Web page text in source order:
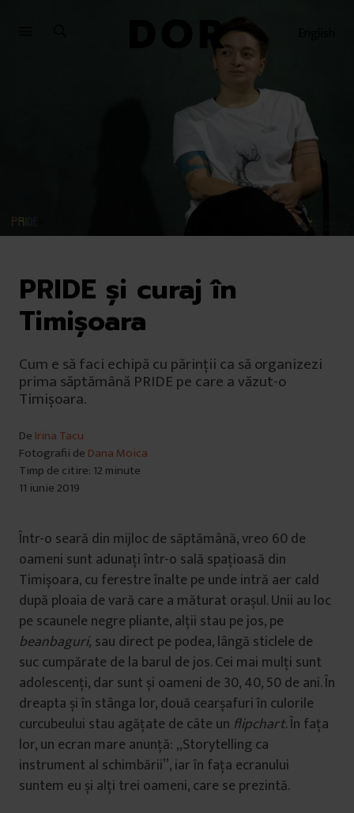
PRIDE și curaj în
Timișoara
Cum e să faci echipă cu părinții ca să organizezi
prima săptămână PRIDE pe care a văzut-o
Timișoara.
De Irina Tacu
Fotografii de Dana Moica
Timp de citire: 12 minute
11 iunie 2019
Într-o seară din mijloc de săptămână, vreo 60 de
oameni sunt adunați într-o sală spațioasă din
Timișoara, cu ferestre înalte pe unde intră aer cald
după ploaia de vară care a măturat orașul. Unii au loc
pe scaunele negre pliante, alții stau pe jos, pe
beanbaguri, sau direct pe podea, lângă sticlele de
suc cumpărate de la barul de jos. Cei mai mulți sunt
adolescenți, dar sunt și oameni de 30, 40, 50 de ani. În
dreapta și în stânga lor, două cearșafuri în culorile
curcubeului stau agățate de câte un flipchart. În fața
lor, un ecran mare anunță: „Storytelling ca
instrument al schimbării”, iar în fața ecranului
suntem eu și alți trei oameni, care se prezintă.